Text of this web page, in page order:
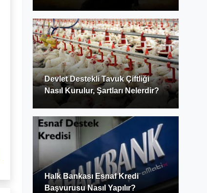
Devlet Destekli Tavuk Çiftliği
Nasıl Kurulur, Şartları Nelerdir?
Halk Bankası Esnaf Kredi
Başvurusu Nasıl Yapılır?